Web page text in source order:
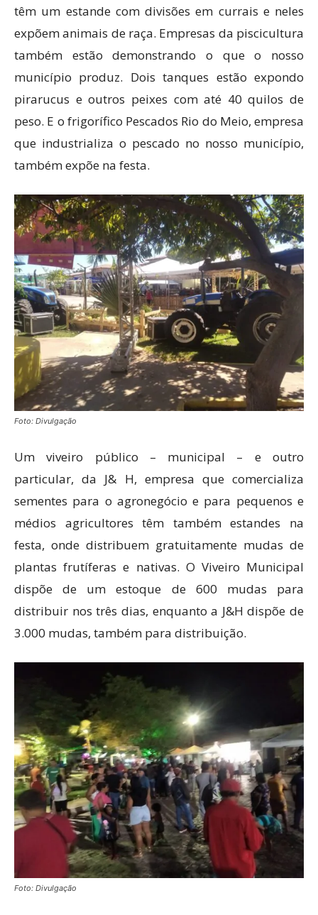
têm um estande com divisões em currais e neles
expõem animais de raça. Empresas da piscicultura
também estão demonstrando o que o nosso
município produz. Dois tanques estão expondo
pirarucus e outros peixes com até 40 quilos de
peso. E o frigorífico Pescados Rio do Meio, empresa
que industrializa o pescado no nosso município,
também expõe na festa.
Foto: Divulgação
Um viveiro público – municipal – e outro
particular, da J& H, empresa que comercializa
sementes para o agronegócio e para pequenos e
médios agricultores têm também estandes na
festa, onde distribuem gratuitamente mudas de
plantas frutíferas e nativas. O Viveiro Municipal
dispõe de um estoque de 600 mudas para
distribuir nos três dias, enquanto a J&H dispõe de
3.000 mudas, também para distribuição.
Foto: Divulgação